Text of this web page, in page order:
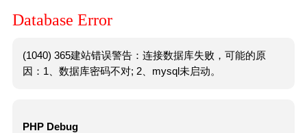
Database Error
(1040) 365建站错误警告：连接数据库失败，可能的原
因：1、数据库密码不对; 2、mysql未启动。
PHP Debug